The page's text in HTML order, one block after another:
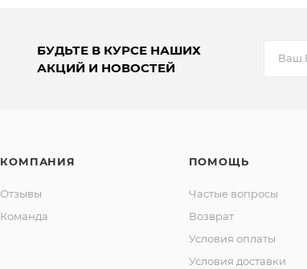
БУДЬТЕ В КУРСЕ НАШИХ
АКЦИЙ И НОВОСТЕЙ
КОМПАНИЯ
Отзывы
Команда
ПОМОЩЬ
Частые вопросы
Возврат
Условия оплаты
Условия доставки